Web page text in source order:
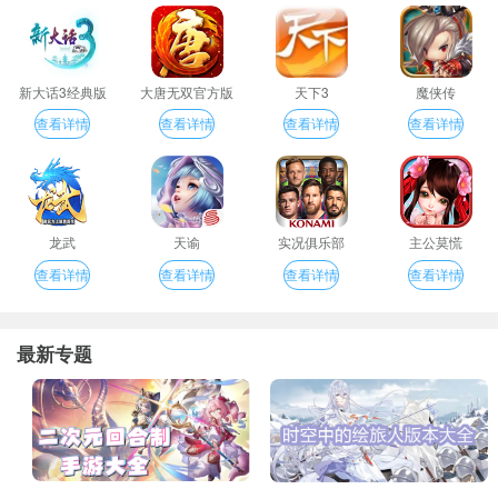
新大话3经典版
查看详情
大唐无双官方版
查看详情
天下3
查看详情
魔侠传
查看详情
龙武
查看详情
天谕
查看详情
实况俱乐部
查看详情
主公莫慌
查看详情
最新专题